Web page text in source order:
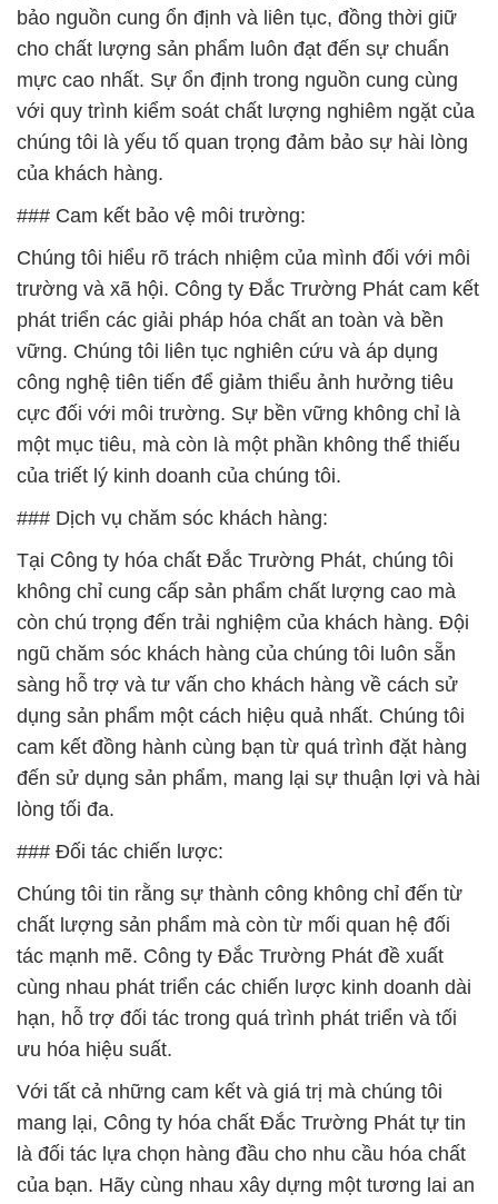
bảo nguồn cung ổn định và liên tục, đồng thời giữ
cho chất lượng sản phẩm luôn đạt đến sự chuẩn
mực cao nhất. Sự ổn định trong nguồn cung cùng
với quy trình kiểm soát chất lượng nghiêm ngặt của
chúng tôi là yếu tố quan trọng đảm bảo sự hài lòng
của khách hàng.
### Cam kết bảo vệ môi trường:
Chúng tôi hiểu rõ trách nhiệm của mình đối với môi
trường và xã hội. Công ty Đắc Trường Phát cam kết
phát triển các giải pháp hóa chất an toàn và bền
vững. Chúng tôi liên tục nghiên cứu và áp dụng
công nghệ tiên tiến để giảm thiểu ảnh hưởng tiêu
cực đối với môi trường. Sự bền vững không chỉ là
một mục tiêu, mà còn là một phần không thể thiếu
của triết lý kinh doanh của chúng tôi.
### Dịch vụ chăm sóc khách hàng:
Tại Công ty hóa chất Đắc Trường Phát, chúng tôi
không chỉ cung cấp sản phẩm chất lượng cao mà
còn chú trọng đến trải nghiệm của khách hàng. Đội
ngũ chăm sóc khách hàng của chúng tôi luôn sẵn
sàng hỗ trợ và tư vấn cho khách hàng về cách sử
dụng sản phẩm một cách hiệu quả nhất. Chúng tôi
cam kết đồng hành cùng bạn từ quá trình đặt hàng
đến sử dụng sản phẩm, mang lại sự thuận lợi và hài
lòng tối đa.
### Đối tác chiến lược:
Chúng tôi tin rằng sự thành công không chỉ đến từ
chất lượng sản phẩm mà còn từ mối quan hệ đối
tác mạnh mẽ. Công ty Đắc Trường Phát đề xuất
cùng nhau phát triển các chiến lược kinh doanh dài
hạn, hỗ trợ đối tác trong quá trình phát triển và tối
ưu hóa hiệu suất.
Với tất cả những cam kết và giá trị mà chúng tôi
mang lại, Công ty hóa chất Đắc Trường Phát tự tin
là đối tác lựa chọn hàng đầu cho nhu cầu hóa chất
của bạn. Hãy cùng nhau xây dựng một tương lai an